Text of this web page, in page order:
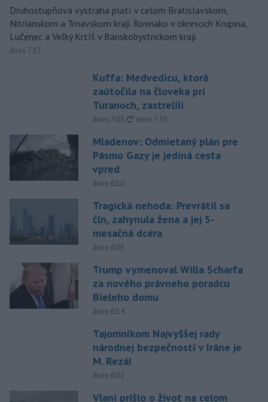
Druhostupňová výstraha platí v celom Bratislavskom,
Nitrianskom a Trnavskom kraji. Rovnako v okresoch Krupina,
Lučenec a Veľký Krtíš v Banskobystrickom kraji.
dnes 7:17
Kuffa: Medvedicu, ktorá
zaútočila na človeka pri
Turanoch, zastrelili
dnes 7:03, aktualizované
dnes 7:35
Mladenov: Odmietaný plán pre
Pásmo Gazy je jediná cesta
vpred
dnes 6:10
Tragická nehoda: Prevrátil sa
čln, zahynula žena a jej 5-
mesačná dcéra
dnes 6:05
Trump vymenoval Willa Scharfa
za nového právneho poradcu
Bieleho domu
dnes 6:14
Tajomníkom Najvyššej rady
národnej bezpečnosti v Iráne je
M. Rezáí
dnes 6:02
Vlani prišlo o život na celom